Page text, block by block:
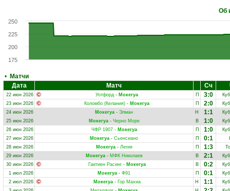
Об
175
200
225
250
• Матчи
Дата
Матч Сч
22 июн 2026
Уотфорд - Мокегуа П 3:0
23 июн 2026
Коломбо (Келания) - Мокегуа П 2:0
24 июн 2026
Мокегуа - Элман Н 1:1
25 июн 2026
Мокегуа- Черно Море В 1:0
26 июн 2026
ЧФР 1907- Мокегуа П 1:0
27 июн 2026
Мокегуа - Сьенсиано П 0:1
28 июн 2026
Мокегуа- Легия П 1:3
29 июн 2026
Мокегуа- МФК Николаев В 2:1
30 июн 2026
Гаитиен Расинг- Мокегуа В 0:2
1 июл 2026
Мокегуа - Ф91 П 0:1
2 июл 2026
Мокегуа- Гор Махиа Н 1:1